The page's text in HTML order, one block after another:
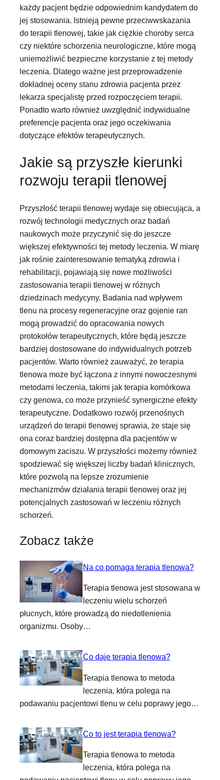
każdy pacjent będzie odpowiednim kandydatem do
jej stosowania. Istnieją pewne przeciwwskazania
do terapii tlenowej, takie jak ciężkie choroby serca
czy niektóre schorzenia neurologiczne, które mogą
uniemożliwić bezpieczne korzystanie z tej metody
leczenia. Dlatego ważne jest przeprowadzenie
dokładnej oceny stanu zdrowia pacjenta przez
lekarza specjalistę przed rozpoczęciem terapii.
Ponadto warto również uwzględnić indywidualne
preferencje pacjenta oraz jego oczekiwania
dotyczące efektów terapeutycznych.
Jakie są przyszłe kierunki
rozwoju terapii tlenowej
Przyszłość terapii tlenowej wydaje się obiecująca, a
rozwój technologii medycznych oraz badań
naukowych może przyczynić się do jeszcze
większej efektywności tej metody leczenia. W miarę
jak rośnie zainteresowanie tematyką zdrowia i
rehabilitacji, pojawiają się nowe możliwości
zastosowania terapii tlenowej w różnych
dziedzinach medycyny. Badania nad wpływem
tlenu na procesy regeneracyjne oraz gojenie ran
mogą prowadzić do opracowania nowych
protokołów terapeutycznych, które będą jeszcze
bardziej dostosowane do indywidualnych potrzeb
pacjentów. Warto również zauważyć, że terapia
tlenowa może być łączona z innymi nowoczesnymi
metodami leczenia, takimi jak terapia komórkowa
czy genowa, co może przynieść synergiczne efekty
terapeutyczne. Dodatkowo rozwój przenośnych
urządzeń do terapii tlenowej sprawia, że staje się
ona coraz bardziej dostępna dla pacjentów w
domowym zaciszu. W przyszłości możemy również
spodziewać się większej liczby badań klinicznych,
które pozwolą na lepsze zrozumienie
mechanizmów działania terapii tlenowej oraz jej
potencjalnych zastosowań w leczeniu różnych
schorzeń.
Zobacz także
Na co pomaga terapia tlenowa?
Terapia tlenowa jest stosowana w
leczeniu wielu schorzeń
płucnych, które prowadzą do niedotlenienia
organizmu. Osoby…
Co daje terapia tlenowa?
Terapia tlenowa to metoda
leczenia, która polega na
podawaniu pacjentowi tlenu w celu poprawy jego…
Co to jest terapia tlenowa?
Terapia tlenowa to metoda
leczenia, która polega na